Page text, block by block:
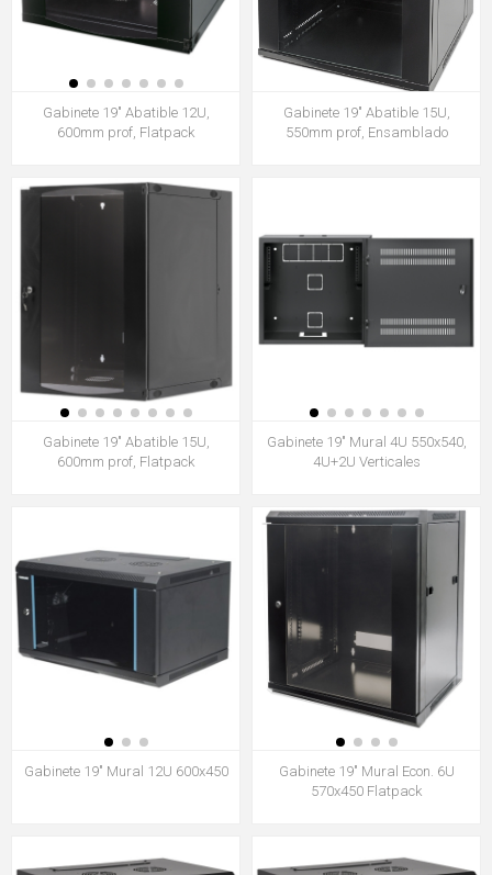
Gabinete 19" Abatible 12U,
600mm prof, Flatpack
Gabinete 19" Abatible 15U,
550mm prof, Ensamblado
Gabinete 19" Abatible 15U,
600mm prof, Flatpack
Gabinete 19" Mural 4U 550x540,
4U+2U Verticales
Gabinete 19" Mural 12U 600x450
Gabinete 19" Mural Econ. 6U
570x450 Flatpack